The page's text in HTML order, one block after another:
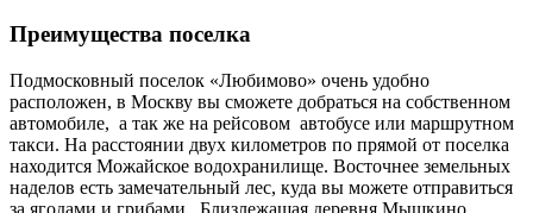
Преимущества поселка
Подмосковный поселок «Любимово» очень удобно
расположен, в Москву вы сможете добраться на собственном
автомобиле, а так же на рейсовом автобусе или маршрутном
такси. На расстоянии двух километров по прямой от поселка
находится Можайское водохранилище. Восточнее земельных
наделов есть замечательный лес, куда вы можете отправиться